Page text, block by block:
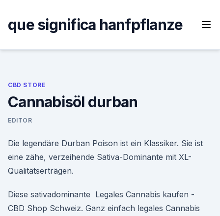
content
que significa hanfpflanze
CBD STORE
Cannabisöl durban
EDITOR
Die legendäre Durban Poison ist ein Klassiker. Sie ist
eine zähe, verzeihende Sativa-Dominante mit XL-
Qualitätserträgen.
Diese sativadominante Legales Cannabis kaufen -
CBD Shop Schweiz. Ganz einfach legales Cannabis